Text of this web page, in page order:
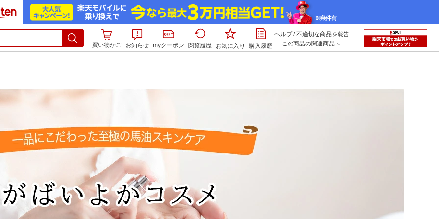
買い物かご お知らせ myクーポン 閲覧履歴 お気に入り 購入履歴
ヘルプ/不適切な商品を報告
この商品の関連商品